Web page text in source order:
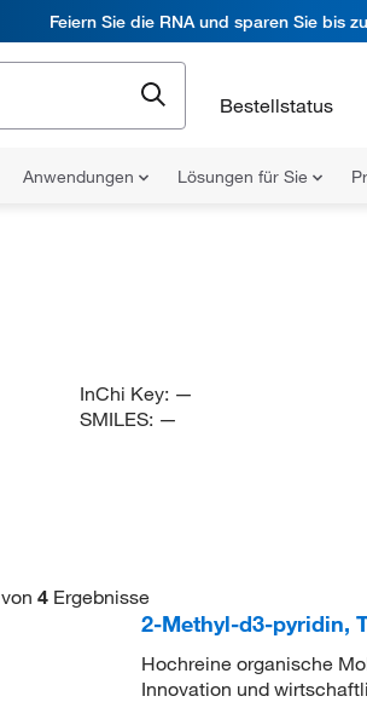
Feiern Sie die RNA und sparen Sie bis
Bestellstatus
Anwendungen Lösungen für Sie
InChi Key: —
SMILES: —
von 4 Ergebnisse
2-Methyl-d3-pyridin,
Hochreine organische
Innovation und